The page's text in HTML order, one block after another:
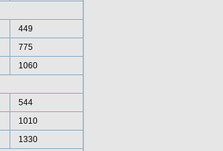
449
775
1060
544
1010
1330